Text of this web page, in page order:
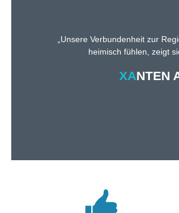
„Unsere Verbundenheit zur
heimisch fühlen, zeigt
XANTEN